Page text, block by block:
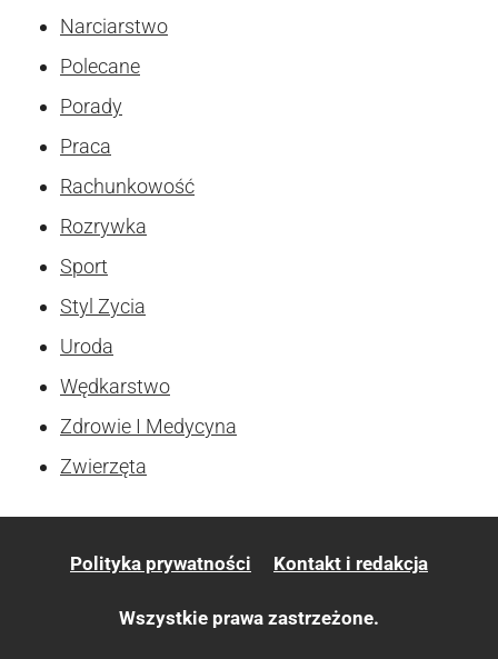
Narciarstwo
Polecane
Porady
Praca
Rachunkowość
Rozrywka
Sport
Styl Zycia
Uroda
Wędkarstwo
Zdrowie I Medycyna
Zwierzęta
Polityka prywatności Kontakt i redakcja
Wszystkie prawa zastrzeżone.